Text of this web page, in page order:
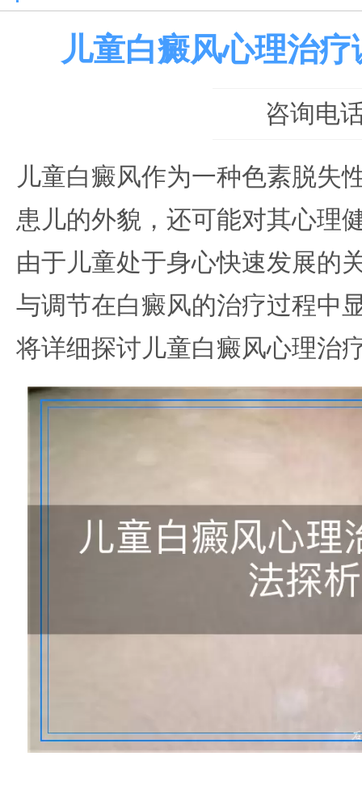
儿童白癜风心理治
咨询电
儿童白癜风作为一种色素脱失
患儿的外貌，还可能对其心理
由于儿童处于身心快速发展的
与调节在白癜风的治疗过程中
将详细探讨儿童白癜风心理治